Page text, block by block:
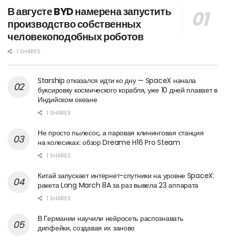
В августе BYD намерена запустить
производство собственных
человекоподобных роботов
1 SHARES
Starship отказался идти ко дну — SpaceX начала
буксировку космического корабля, уже 10 дней плавает в
Индийском океане
1 SHARES
Не просто пылесос, а паровая клининговая станция
на колесиках: обзор Dreame H16 Pro Steam
1 SHARES
Китай запускает интернет-спутники на уровне SpaceX:
ракета Long March 8A за раз вывела 23 аппарата
1 SHARES
В Германии научили нейросеть распознавать
дипфейки, создавая их заново